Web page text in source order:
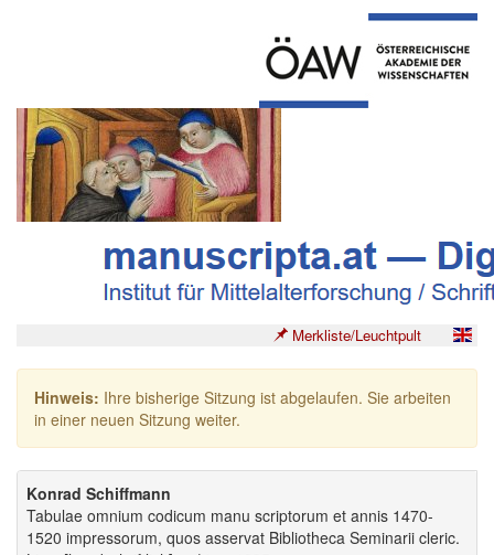
Merkliste/Leuchtpult
Hinweis: Ihre bisherige Sitzung ist abgelaufen. Sie arbeiten
in einer neuen Sitzung weiter.
Konrad Schiffmann
Tabulae omnium codicum manu scriptorum et annis 1470-
1520 impressorum, quos asservat Bibliotheca Seminarii cleric.